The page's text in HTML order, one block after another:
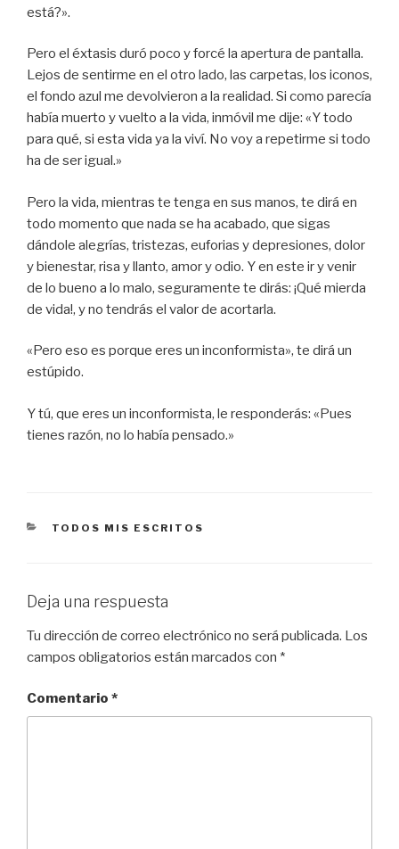
está?».
Pero el éxtasis duró poco y forcé la apertura de pantalla.
Lejos de sentirme en el otro lado, las carpetas, los iconos,
el fondo azul me devolvieron a la realidad. Si como parecía
había muerto y vuelto a la vida, inmóvil me dije: «Y todo
para qué, si esta vida ya la viví. No voy a repetirme si todo
ha de ser igual.»
Pero la vida, mientras te tenga en sus manos, te dirá en
todo momento que nada se ha acabado, que sigas
dándole alegrías, tristezas, euforias y depresiones, dolor
y bienestar, risa y llanto, amor y odio. Y en este ir y venir
de lo bueno a lo malo, seguramente te dirás: ¡Qué mierda
de vida!, y no tendrás el valor de acortarla.
«Pero eso es porque eres un inconformista», te dirá un
estúpido.
Y tú, que eres un inconformista, le responderás: «Pues
tienes razón, no lo había pensado.»
CATEGORÍAS
TODOS MIS ESCRITOS
Deja una respuesta
Tu dirección de correo electrónico no será publicada. Los
campos obligatorios están marcados con *
Comentario *